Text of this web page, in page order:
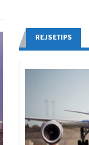
REJSETIPS